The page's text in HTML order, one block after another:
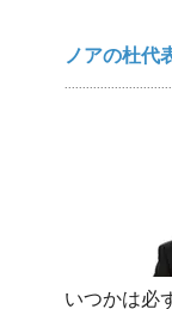
ノアの杜
いつかは必